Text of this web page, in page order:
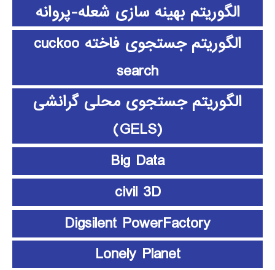
الگوریتم بهینه سازی شعله-پروانه
الگوریتم جستجوی فاخته cuckoo
search
الگوریتم جستجوی محلی گرانشی
(GELS)
Big Data
civil 3D
Digsilent PowerFactory
Lonely Planet